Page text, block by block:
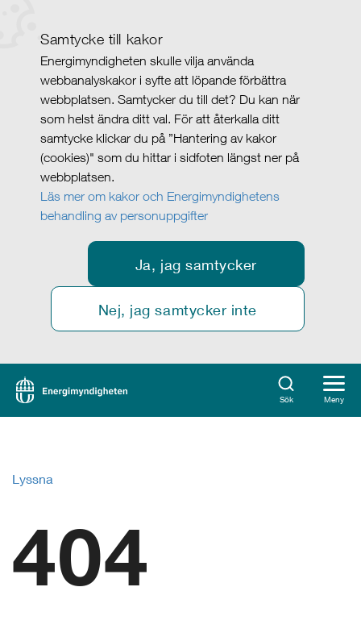
Samtycke till kakor
Energimyndigheten skulle vilja använda
webbanalyskakor i syfte att löpande förbättra
webbplatsen. Samtycker du till det? Du kan när
som helst ändra ditt val. För att återkalla ditt
samtycke klickar du på ”Hantering av kakor
(cookies)" som du hittar i sidfoten längst ner på
webbplatsen.
Läs mer om kakor och Energimyndighetens
behandling av personuppgifter
Ja, jag samtycker
Nej, jag samtycker inte
Sök Meny
Lyssna
404